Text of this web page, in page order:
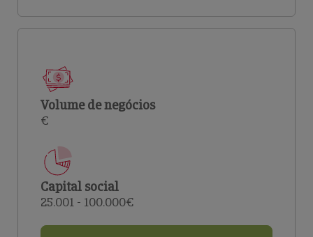
Volume de negócios
€
Capital social
25.001 - 100.000€